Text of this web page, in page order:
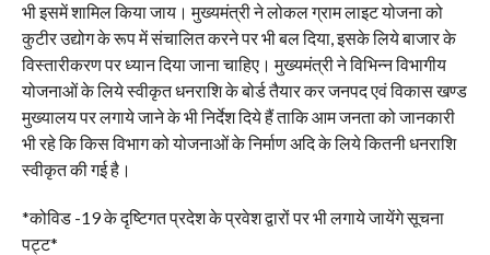
भी इसमें शामिल किया जाय। मुख्यमंत्री ने लोकल ग्राम लाइट योजना को
कुटीर उद्योग के रूप में संचालित करने पर भी बल दिया, इसके लिये बाजार के
विस्तारीकरण पर ध्यान दिया जाना चाहिए। मुख्यमंत्री ने विभिन्न विभागीय
योजनाओं के लिये स्वीकृत धनराशि के बोर्ड तैयार कर जनपद एवं विकास खण्ड
मुख्यालय पर लगाये जाने के भी निर्देश दिये हैं ताकि आम जनता को जानकारी
भी रहे कि किस विभाग को योजनाओं के निर्माण अदि के लिये कितनी धनराशि
स्वीकृत की गई है।
*कोविड -19 के दृष्टिगत प्रदेश के प्रवेश द्वारों पर भी लगाये जायेंगे सूचना
पट्ट*